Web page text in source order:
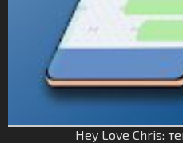
Hey Love Chris: